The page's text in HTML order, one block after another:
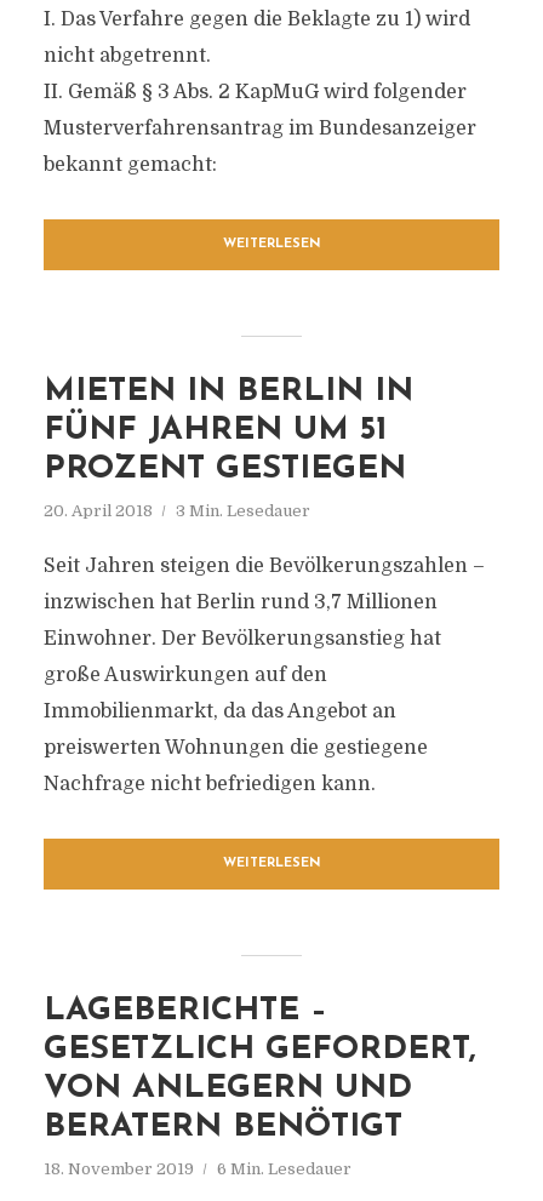
I. Das Verfahre gegen die Beklagte zu 1) wird
nicht abgetrennt.
II. Gemäß § 3 Abs. 2 KapMuG wird folgender
Musterverfahrensantrag im Bundesanzeiger
bekannt gemacht:
WEITERLESEN
MIETEN IN BERLIN IN
FÜNF JAHREN UM 51
PROZENT GESTIEGEN
20. April 2018 3 Min. Lesedauer
Seit Jahren steigen die Bevölkerungszahlen –
inzwischen hat Berlin rund 3,7 Millionen
Einwohner. Der Bevölkerungsanstieg hat
große Auswirkungen auf den
Immobilienmarkt, da das Angebot an
preiswerten Wohnungen die gestiegene
Nachfrage nicht befriedigen kann.
WEITERLESEN
LAGEBERICHTE –
GESETZLICH GEFORDERT,
VON ANLEGERN UND
BERATERN BENÖTIGT
18. November 2019 6 Min. Lesedauer